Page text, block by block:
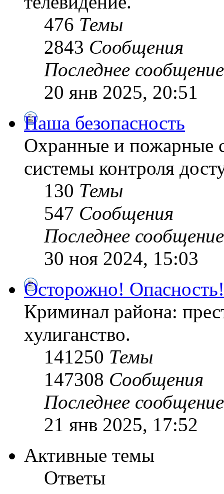
476 Темы
2843 Сообщения
Последнее сообщение
20 янв 2025, 20:51
Наша безопасность
Охранные и пожарные
системы контроля
130 Темы
547 Сообщения
Последнее сообщение
30 ноя 2024, 15:03
Осторожно! Опасность!
Криминал района:
хулиганство.
141250 Темы
147308 Сообщения
Последнее сообщение
21 янв 2025, 17:52
Активные темы
Ответы